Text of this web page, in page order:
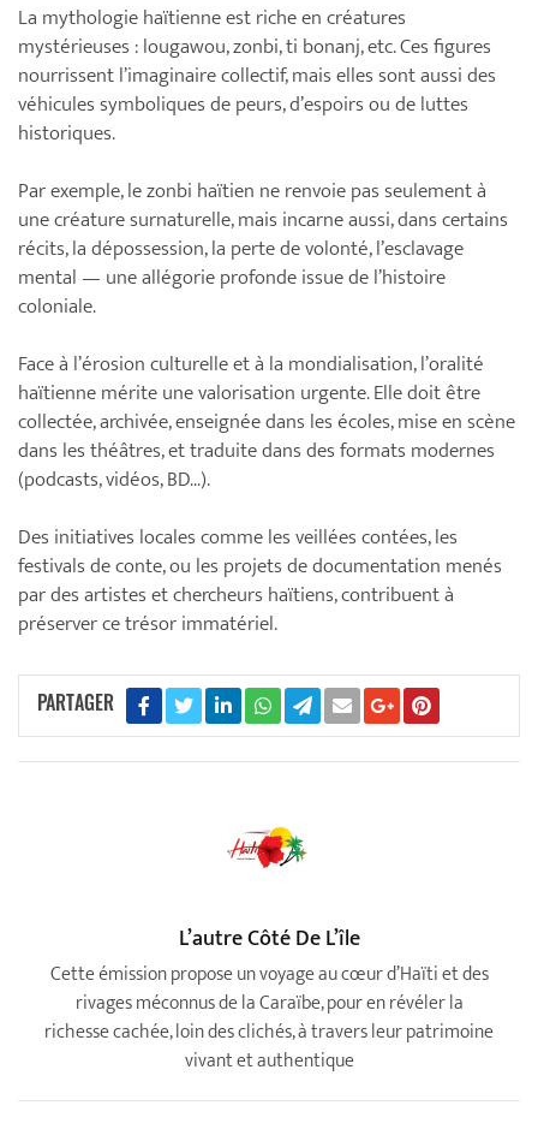
La mythologie haïtienne est riche en créatures
mystérieuses : lougawou, zonbi, ti bonanj, etc. Ces figures
nourrissent l’imaginaire collectif, mais elles sont aussi des
véhicules symboliques de peurs, d’espoirs ou de luttes
historiques.
Par exemple, le zonbi haïtien ne renvoie pas seulement à
une créature surnaturelle, mais incarne aussi, dans certains
récits, la dépossession, la perte de volonté, l’esclavage
mental — une allégorie profonde issue de l’histoire
coloniale.
Face à l’érosion culturelle et à la mondialisation, l’oralité
haïtienne mérite une valorisation urgente. Elle doit être
collectée, archivée, enseignée dans les écoles, mise en scène
dans les théâtres, et traduite dans des formats modernes
(podcasts, vidéos, BD...).
Des initiatives locales comme les veillées contées, les
festivals de conte, ou les projets de documentation menés
par des artistes et chercheurs haïtiens, contribuent à
préserver ce trésor immatériel.
PARTAGER
L’autre Côté De L’île
Cette émission propose un voyage au cœur d’Haïti et des
rivages méconnus de la Caraïbe, pour en révéler la
richesse cachée, loin des clichés, à travers leur patrimoine
vivant et authentique